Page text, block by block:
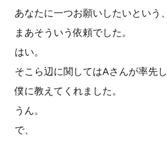
あなたに一つお願いしたいという、
まあそういう依頼でした。
はい。
そこら辺に関してはAさんが率先し
僕に教えてくれました。
うん。
で、